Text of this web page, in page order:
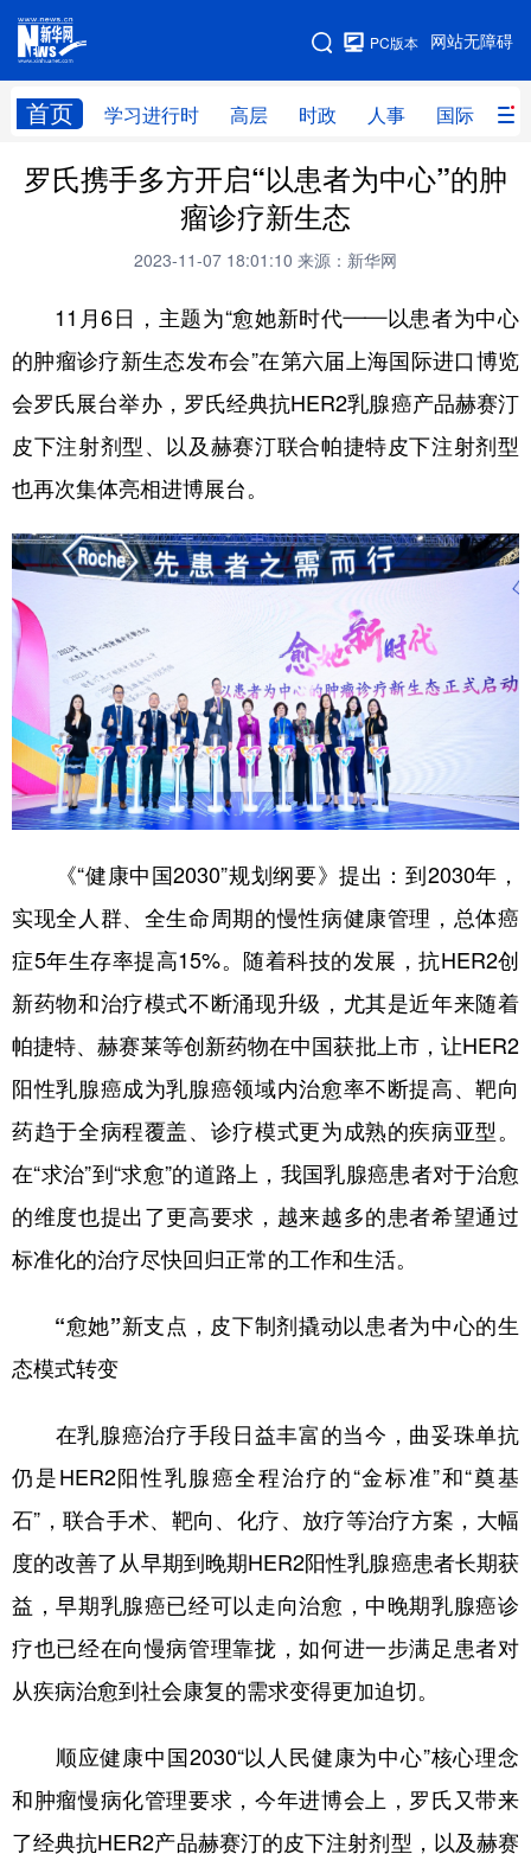
网站无障碍
PC版本
首页 学习进行时 高层 时政 人事 国际 财
网站地图
学习进行时 高层 时政 人事
财经 网评
科技 科创 量子 体育
文化 健康 军事
法律 中央文件
学术中国 乡村振兴 银龄 溯源中国
彩票 娱乐 时尚 悦读
公益 一带一路 亚太网
文化产业
地方频道
北京 天津 河北 山西
辽宁 吉林 上海 江苏
浙江 安徽 福建 江西
四川 贵州 云南 西藏
陕西 甘肃 青海 宁夏
新疆 内蒙古 黑龙江
多语种频道
罗氏携手多方开启“以患者为中心”的肿
瘤诊疗新生态
2023-11-07 18:01:10 来源：新华网
11月6日，主题为“愈她新时代——以患者为中心
的肿瘤诊疗新生态发布会”在第六届上海国际进口博览
会罗氏展台举办，罗氏经典抗HER2乳腺癌产品赫赛汀
皮下注射剂型、以及赫赛汀联合帕捷特皮下注射剂型
也再次集体亮相进博展台。
《“健康中国2030”规划纲要》提出：到2030年，
实现全人群、全生命周期的慢性病健康管理，总体癌
症5年生存率提高15%。随着科技的发展，抗HER2创
新药物和治疗模式不断涌现升级，尤其是近年来随着
帕捷特、赫赛莱等创新药物在中国获批上市，让HER2
阳性乳腺癌成为乳腺癌领域内治愈率不断提高、靶向
药趋于全病程覆盖、诊疗模式更为成熟的疾病亚型。
在“求治”到“求愈”的道路上，我国乳腺癌患者对于治愈
的维度也提出了更高要求，越来越多的患者希望通过
标准化的治疗尽快回归正常的工作和生活。
“愈她”新支点，皮下制剂撬动以患者为中心的生
态模式转变
在乳腺癌治疗手段日益丰富的当今，曲妥珠单抗
仍是HER2阳性乳腺癌全程治疗的“金标准”和“奠基
石”，联合手术、靶向、化疗、放疗等治疗方案，大幅
度的改善了从早期到晚期HER2阳性乳腺癌患者长期获
益，早期乳腺癌已经可以走向治愈，中晚期乳腺癌诊
疗也已经在向慢病管理靠拢，如何进一步满足患者对
从疾病治愈到社会康复的需求变得更加迫切。
顺应健康中国2030“以人民健康为中心”核心理念
和肿瘤慢病化管理要求，今年进博会上，罗氏又带来
了经典抗HER2产品赫赛汀的皮下注射剂型，以及赫赛